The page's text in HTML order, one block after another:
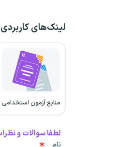
لینک‌های کاربردی
منابع آزمون استخدامی
لطفا سوالات و
نام